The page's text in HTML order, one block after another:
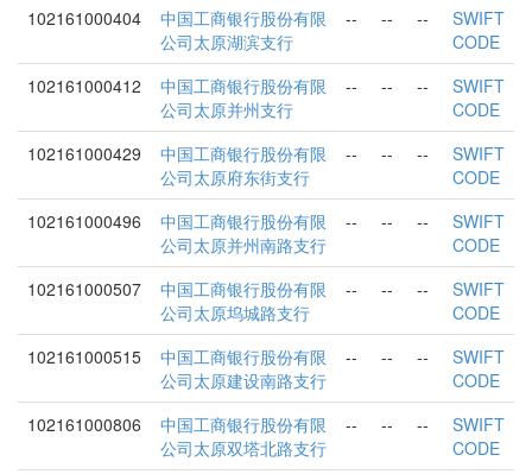
102161000404
中国工商银行股份有限
公司太原湖滨支行
-- -- --
SWIFT
CODE
102161000412
中国工商银行股份有限
公司太原并州支行
-- -- --
SWIFT
CODE
102161000429
中国工商银行股份有限
公司太原府东街支行
-- -- --
SWIFT
CODE
102161000496
中国工商银行股份有限
公司太原并州南路支行
-- -- --
SWIFT
CODE
102161000507
中国工商银行股份有限
公司太原坞城路支行
-- -- --
SWIFT
CODE
102161000515
中国工商银行股份有限
公司太原建设南路支行
-- -- --
SWIFT
CODE
102161000806
中国工商银行股份有限
公司太原双塔北路支行
-- -- --
SWIFT
CODE